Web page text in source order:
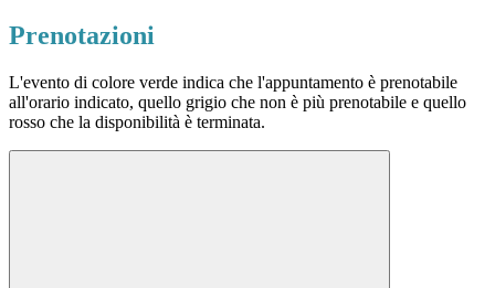
Prenotazioni
L'evento di colore verde indica che l'appuntamento è prenotabile
all'orario indicato, quello grigio che non è più prenotabile e quello
rosso che la disponibilità è terminata.